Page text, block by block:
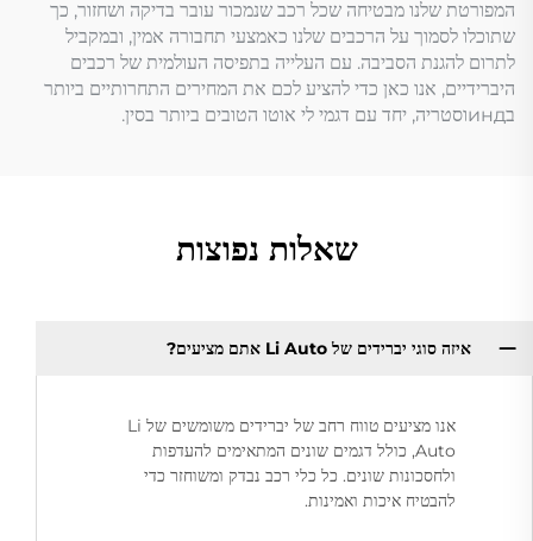
המפורטת שלנו מבטיחה שכל רכב שנמכור עובר בדיקה ושחזור, כך
שתוכלו לסמוך על הרכבים שלנו כאמצעי תחבורה אמין, ובמקביל
לתרום להגנת הסביבה. עם העלייה בתפיסה העולמית של רכבים
היברידיים, אנו כאן כדי להציע לכם את המחירים התחרותיים ביותר
בиндוסטריה, יחד עם דגמי לי אוטו הטובים ביותר בסין.
שאלות נפוצות
איזה סוגי יברידים של Li Auto אתם מציעים?
אנו מציעים טווח רחב של יברידים משומשים של Li
Auto, כולל דגמים שונים המתאימים להעדפות
ולחסכונות שונים. כל כלי רכב נבדק ומשוחזר כדי
להבטיח איכות ואמינות.